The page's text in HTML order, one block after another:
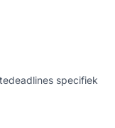
specifiek